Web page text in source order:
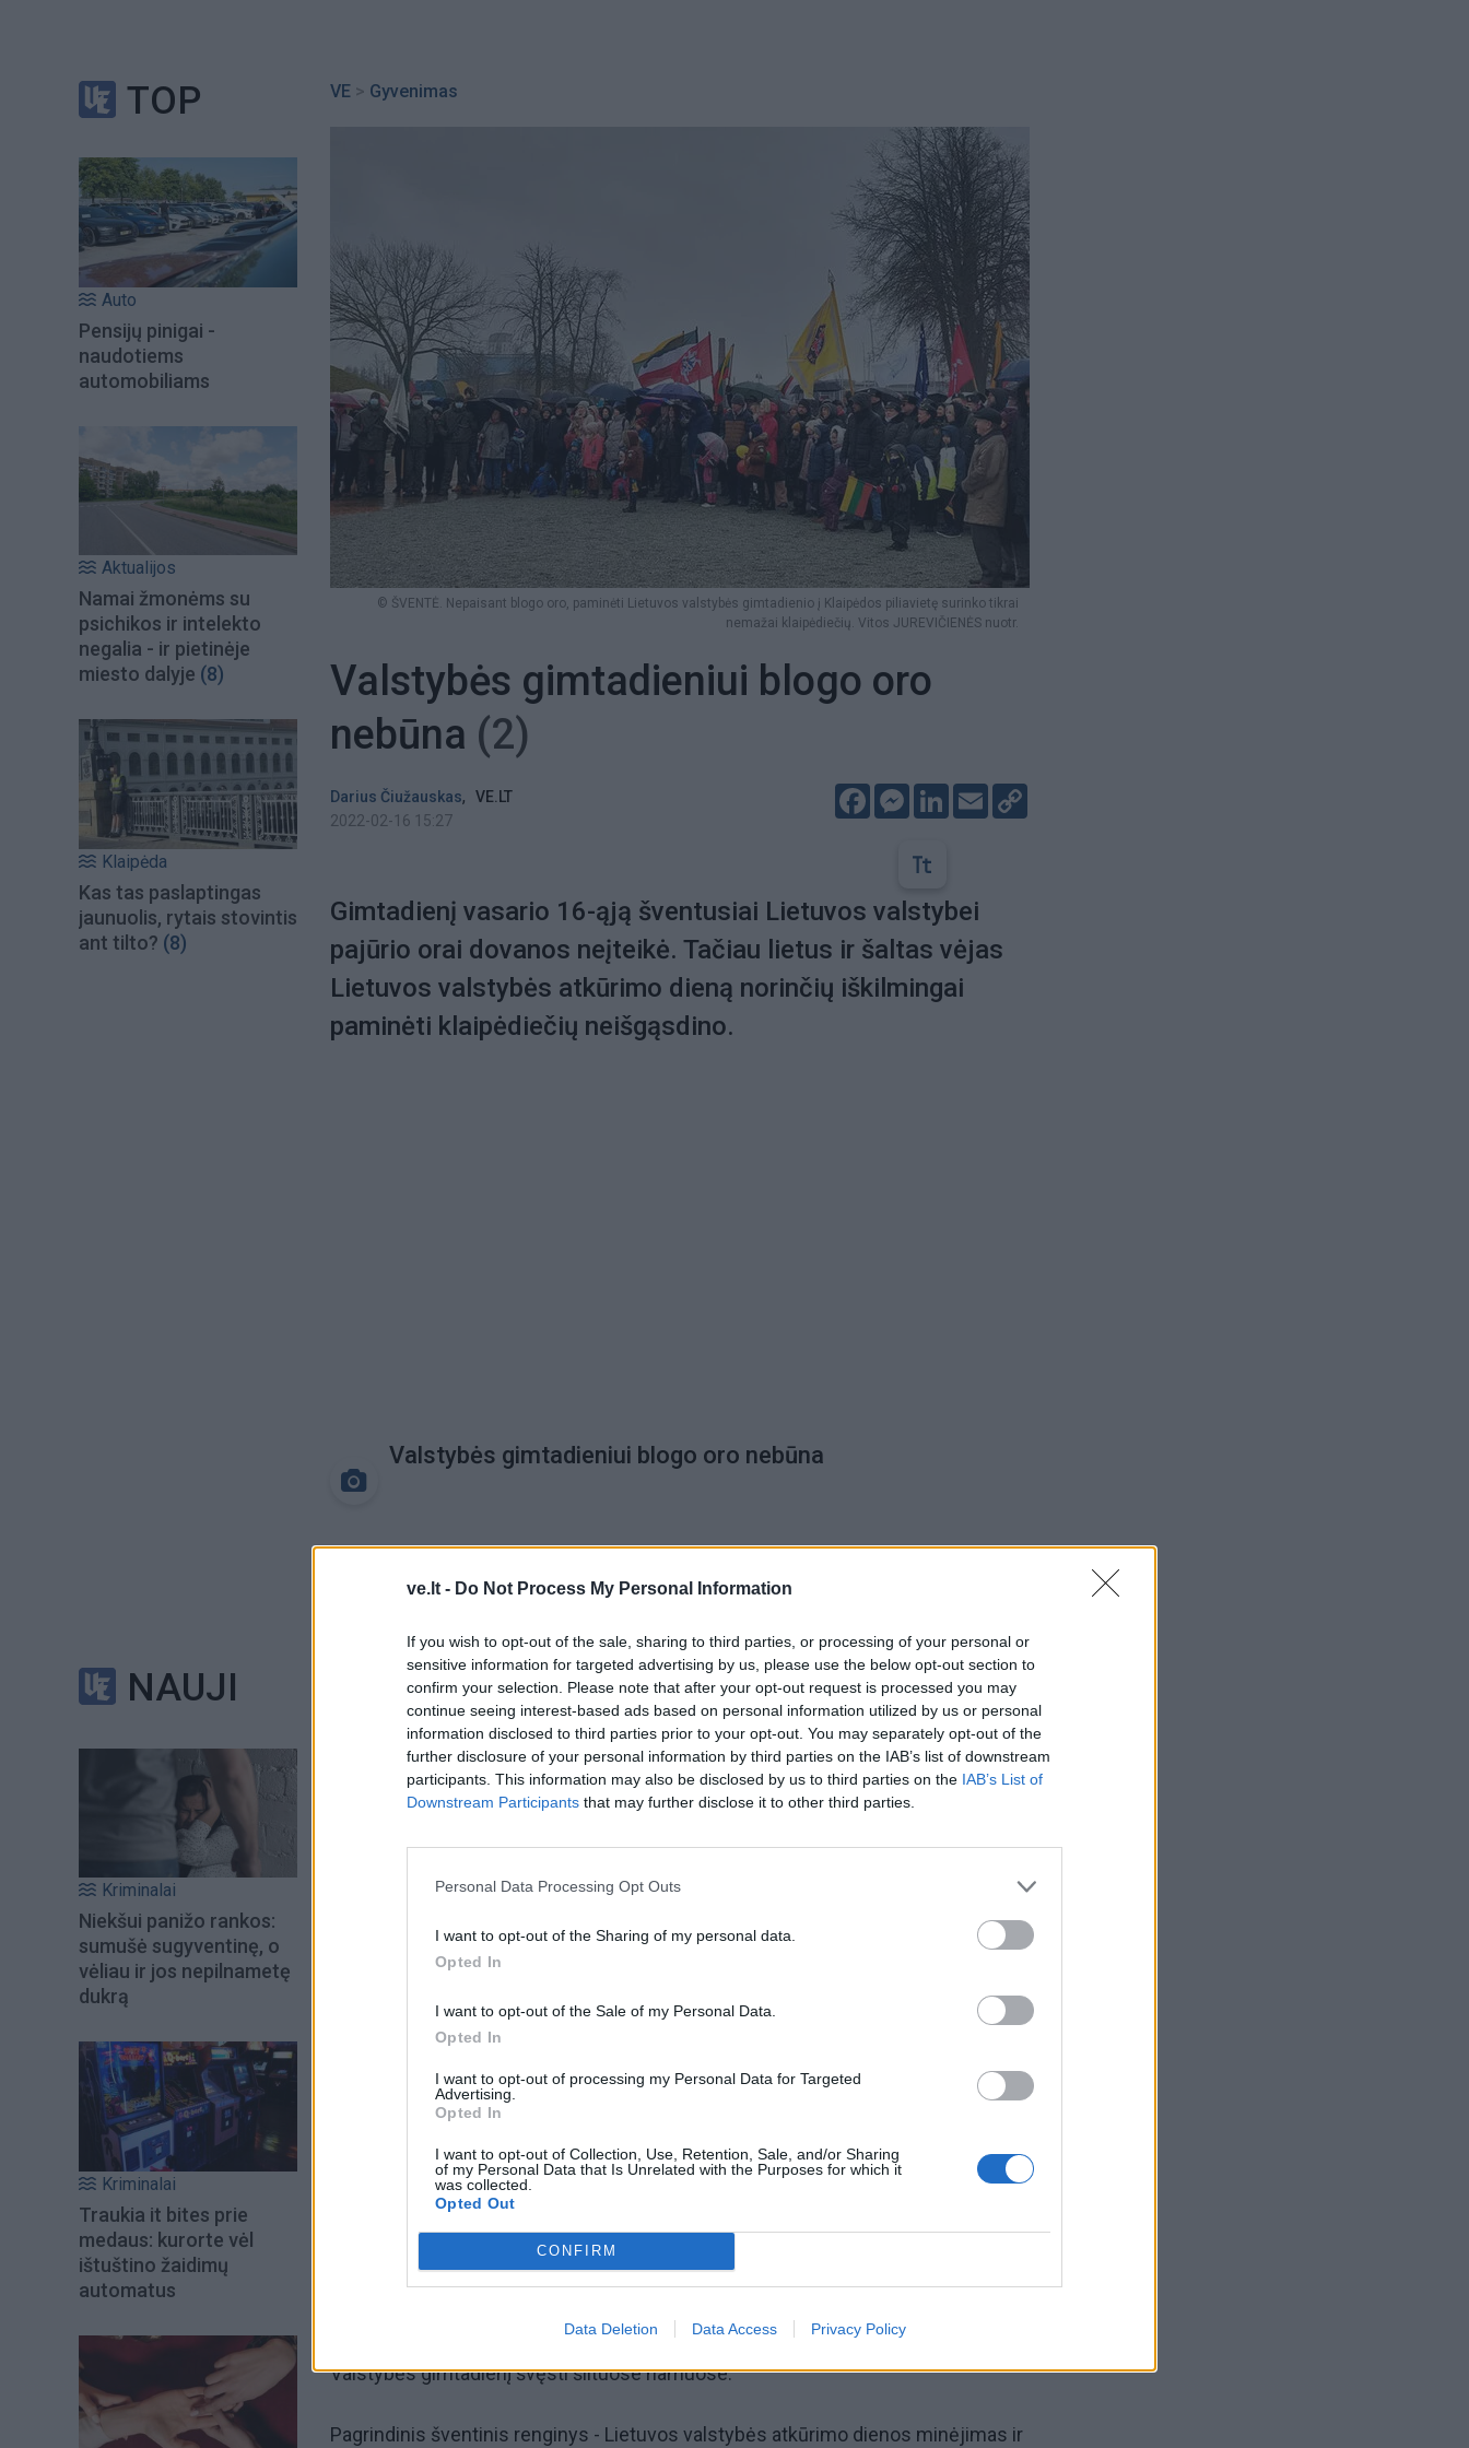
ve.lt - Do Not Process My Personal Information
If you wish to opt-out of the sale, sharing to third parties, or processing of your personal or
sensitive information for targeted advertising by us, please use the below opt-out section to
confirm your selection. Please note that after your opt-out request is processed you may
continue seeing interest-based ads based on personal information utilized by us or personal
information disclosed to third parties prior to your opt-out. You may separately opt-out of the
further disclosure of your personal information by third parties on the IAB’s list of downstream
participants. This information may also be disclosed by us to third parties on the IAB’s List of
Downstream Participants that may further disclose it to other third parties.
Personal Data Processing Opt Outs
I want to opt-out of the Sharing of my personal data.
Opted In
I want to opt-out of the Sale of my Personal Data.
Opted In
I want to opt-out of processing my Personal Data for Targeted
Advertising.
Opted In
I want to opt-out of Collection, Use, Retention, Sale, and/or Sharing
of my Personal Data that Is Unrelated with the Purposes for which it
was collected.
Opted Out
CONFIRM
Data Deletion Data Access Privacy Policy
TOP
Auto
Pensijų pinigai -
naudotiems
automobiliams
Aktualijos
Namai žmonėms su
psichikos ir intelekto
negalia - ir pietinėje
miesto dalyje (8)
Klaipėda
Kas tas paslaptingas
jaunuolis, rytais stovintis
ant tilto? (8)
NAUJI
Kriminalai
Niekšui panižo rankos:
sumušė sugyventinę, o
vėliau ir jos nepilnametę
dukrą
Kriminalai
Traukia it bites prie
medaus: kurorte vėl
ištuštino žaidimų
automatus
VE > Gyvenimas
© ŠVENTĖ. Nepaisant blogo oro, paminėti Lietuvos valstybės gimtadienio į Klaipėdos piliavietę surinko tikrai
nemažai klaipėdiečių. Vitos JUREVIČIENĖS nuotr.
Valstybės gimtadieniui blogo oro
nebūna (2)
Darius Čiužauskas,
VE.LT
2022-02-16 15:27
FacebookMessenger
LinkedIn
Email
Gimtadienį vasario 16-ąją šventusiai Lietuvos valstybei
pajūrio orai dovanos neįteikė. Tačiau lietus ir šaltas vėjas
Lietuvos valstybės atkūrimo dieną norinčių iškilmingai
paminėti klaipėdiečių neišgąsdino.
Valstybės gimtadieniui blogo oro nebūna
+87
Lietuvos valstybės atkūrimo dienai paminėti skirti renginiai trečiadienį
uostamiestyje prasidėjo nuo pat ryto.
Ir ne visi jie vyko uždaroje erdvėje. Tačiau lietus ir šaltas vėjas ne visus privertė
Valstybės gimtadienį švęsti šiltuose namuose.
Pagrindinis šventinis renginys - Lietuvos valstybės atkūrimo dienos minėjimas ir